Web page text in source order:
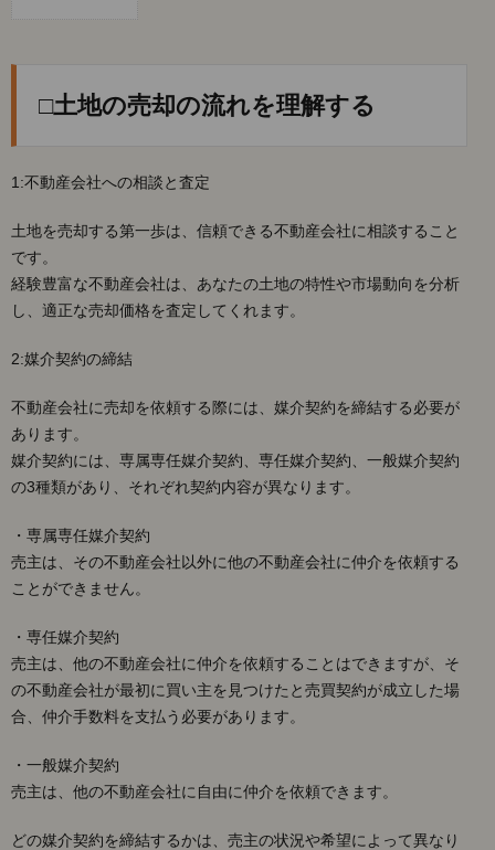
の流
□土
地を
高く
売る
ため
のア
ア
3.
□売
れな
い土
地の
対処
4.
とめ
□土地の売却の流れを理解する
1:不動産会社への相談と査定
土地を売却する第一歩は、信頼できる不動産会社に相談すること
です。
経験豊富な不動産会社は、あなたの土地の特性や市場動向を分析
し、適正な売却価格を査定してくれます。
2:媒介契約の締結
不動産会社に売却を依頼する際には、媒介契約を締結する必要が
あります。
媒介契約には、専属専任媒介契約、専任媒介契約、一般媒介契約
の3種類があり、それぞれ契約内容が異なります。
・専属専任媒介契約
売主は、その不動産会社以外に他の不動産会社に仲介を依頼する
ことができません。
・専任媒介契約
売主は、他の不動産会社に仲介を依頼することはできますが、そ
の不動産会社が最初に買い主を見つけたと売買契約が成立した場
合、仲介手数料を支払う必要があります。
・一般媒介契約
売主は、他の不動産会社に自由に仲介を依頼できます。
どの媒介契約を締結するかは、売主の状況や希望によって異なり